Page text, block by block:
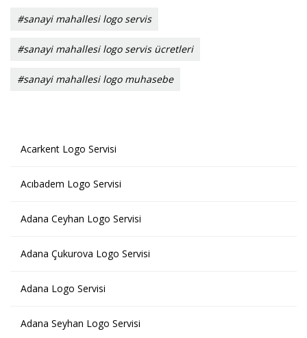
#sanayi mahallesi logo servis
#sanayi mahallesi logo servis ücretleri
#sanayi mahallesi logo muhasebe
Acarkent Logo Servisi
Acıbadem Logo Servisi
Adana Ceyhan Logo Servisi
Adana Çukurova Logo Servisi
Adana Logo Servisi
Adana Seyhan Logo Servisi